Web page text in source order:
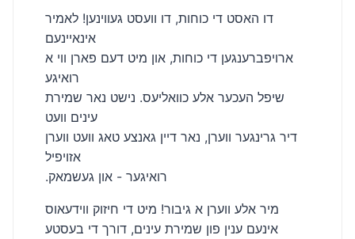
דו האסט די כוחות, דו וועסט געווינען! לאמיר
אינאיינעם
ארויפברענגען די כוחות, און מיט דעם פארן ווי א
רואיגע
שיפל העכער אלע כוואליעס. נישט נאר שמירת
עינים וועט
דיר גרינגער ווערן, נאר דיין גאנצע טאג וועט ווערן
אזויפיל
.רואיגער - און געשמאק
מיר אלע ווערן א גיבור! מיט די חיזוק ווידעאוס
אינעם ענין פון שמירת עינים, דורך די בעסטע